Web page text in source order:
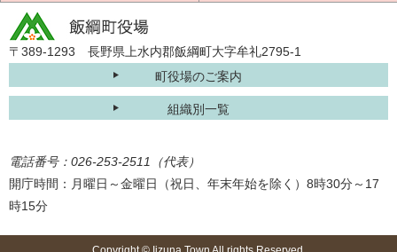
〒389-1293 長野県上水内郡飯綱町大字牟礼2795-1
町役場のご案内
組織別一覧
電話番号：026-253-2511（代表）
開庁時間：月曜日～金曜日（祝日、年末年始を除く）8時30分～17
時15分